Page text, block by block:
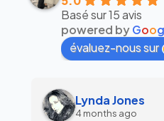
Basé sur 15 avis
powered byGoog
évaluez-nous sur
alex siegfried
6 months ago